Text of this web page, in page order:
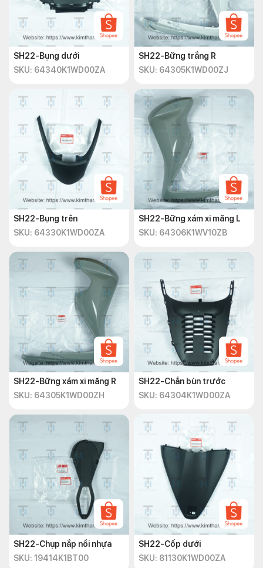
SH22-Bụng dưới
SKU: 64340K1WD00ZA
SH22-Bững trắng R
SKU: 64305K1WD00ZJ
SH22-Bụng trên
SKU: 64330K1WD00ZA
SH22-Bững xám xi măng L
SKU: 64306K1WV10ZB
SH22-Bững xám xi măng R
SKU: 64305K1WD00ZH
SH22-Chắn bùn trước
SKU: 64304K1WD00ZA
SH22-Chụp nắp nồi nhựa
SKU: 19414K1BT00
SH22-Cốp dưới
SKU: 81130K1WD00ZA